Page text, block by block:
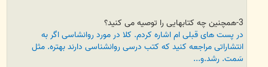
3-همچنین چه کتابهایی را توصیه می کنید؟
در پست های قبلی ام اشاره کردم. کلا در مورد روانشاسی اگر به
انتشاراتی مراجعه کنید که کتب درسی روانشناسی دارند بهتره. مثل
سَمت. رشد.و...